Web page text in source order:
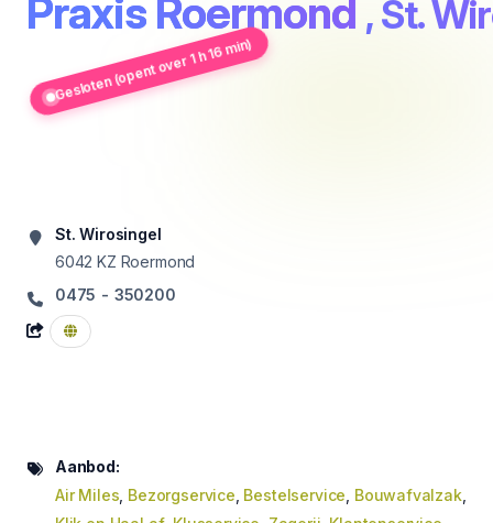
Praxis Roermond , St.
Gesloten (opent over 1 h 16 min)
St. Wirosingel
6042 KZ Roermond
0475 - 350200
Aanbod:
Air Miles Bezorgservice Bestelservice Bouwafvalzak,